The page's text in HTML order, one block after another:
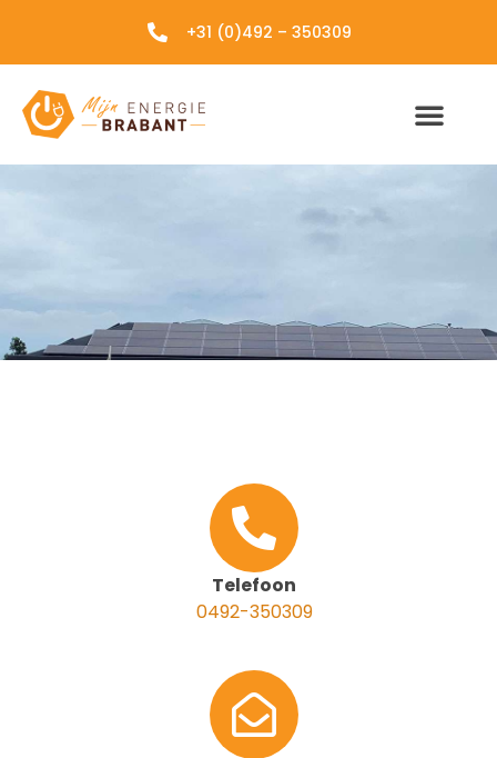
+31 (0)492 – 350309
Telefoon
0492-350309